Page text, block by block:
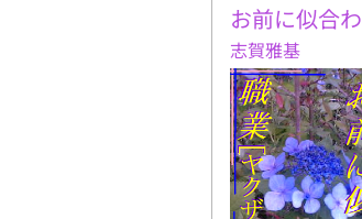
お前に似合
志賀雅基